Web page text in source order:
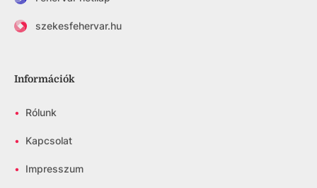
szekesfehervar.hu
Információk
• Rólunk
• Kapcsolat
• Impresszum